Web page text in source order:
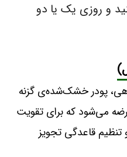
کنید و روزی یک یا دو
پودر خشک‌شده‌ی گزنه
می‌شود که برای تقویت
قاعدگی تجویز